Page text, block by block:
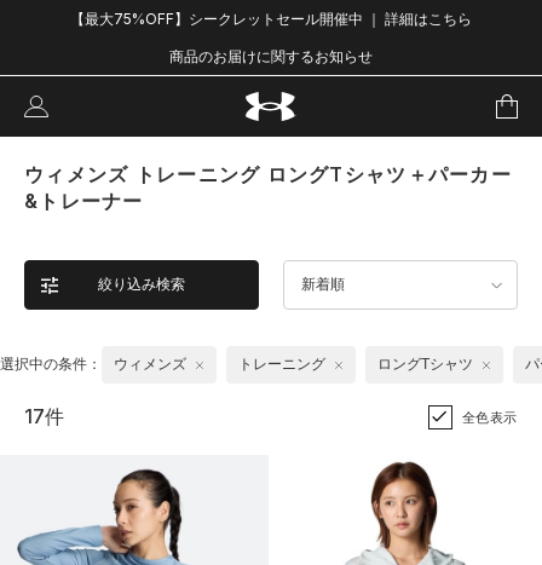
【最大75%OFF】シークレットセール開催中 ｜ 詳細はこちら
商品のお届けに関するお知らせ
ウィメンズ トレーニング ロングTシャツ＋パーカー
&トレーナー
絞り込み検索 新着順
選択中の条件： ウィメンズ トレーニング ロングTシャツ
17件 全色表示